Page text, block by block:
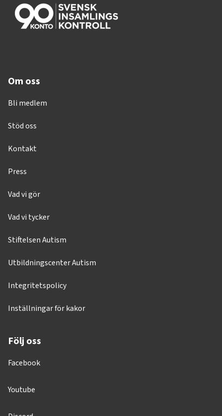
Om oss
Bli medlem
Stöd oss
Kontakt
Press
Vad vi gör
Vad vi tycker
Stiftelsen Autism
Utbildningscenter Autism
Integritetspolicy
Inställningar för kakor
Följ oss
Facebook
Youtube